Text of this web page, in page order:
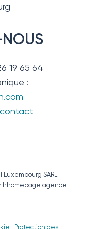
19 65 64
:
contact
SARL
hhomepage agence
| Protection des